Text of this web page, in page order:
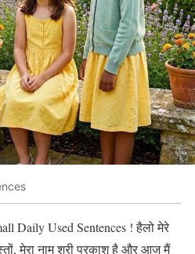
Daily Used Sentences ! हैलो मेरे
मेरा नाम श्री प्रकाश है और आज मैं